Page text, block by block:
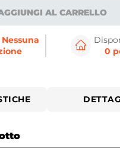
AL CARRELLO
Nessuna
0